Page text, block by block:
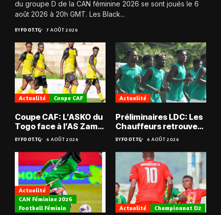
du groupe D de la CAN féminine 2026 se sont joués le 6
août 2026 à 20h GMT. Les Black...
BYFOOT.TG 7 AOÛT 2026
Actualité Coupe CAF
Coupe CAF: L’ASKO du
Togo face à l’AS Zam
du Niger
BYFOOT.TG 6 AOÛT 2026
Actualité
Préliminaires LDC: Les
Chauffeurs retrouvent
les Mimos
BYFOOT.TG 6 AOÛT 2026
Actualité
CAN Féminine 2026
Football Féminin
Actualité Championnat D2